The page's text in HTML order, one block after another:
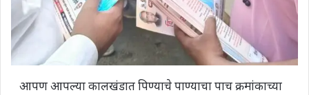
आपण आपल्या कालखंडात पिण्याचे पाण्याचा पाच क्रमांकाच्या